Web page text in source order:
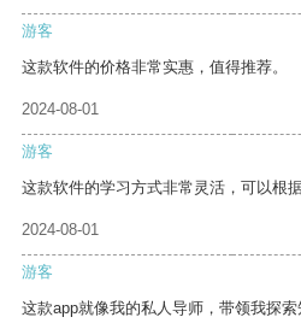
游客
这款软件的价格非常实惠，值得推荐。
2024-08-01
游客
这款软件的学习方式非常灵活，可以根
2024-08-01
游客
这款app就像我的私人导师，带领我探索